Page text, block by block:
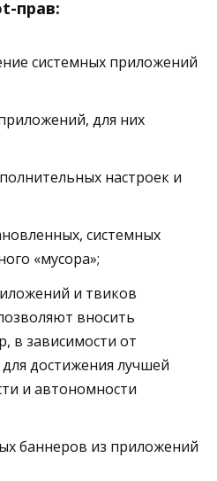
прав:
системных приложений
для них
настроек и
системных
«мусора»;
и твиков
вносить
в зависимости от
достижения лучшей
и автономности
баннеров из приложений